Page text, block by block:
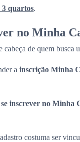
3 quartos.
no Minha
cabeça de quem busca
a inscrição Minha
se inscrever no Minha
costuma ser